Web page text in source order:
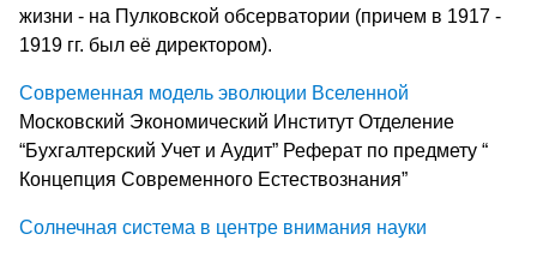
жизни - на Пулковской обсерватории (причем в 1917 -
1919 гг. был её директором).
Современная модель эволюции Вселенной
Московский Экономический Институт Отделение
“Бухгалтерский Учет и Аудит” Реферат по предмету “
Концепция Современного Естествознания”
Солнечная система в центре внимания науки